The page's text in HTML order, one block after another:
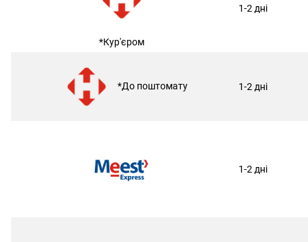
*Кур'єром
1-2 дні
*До поштомату 1-2 дні
1-2 дні